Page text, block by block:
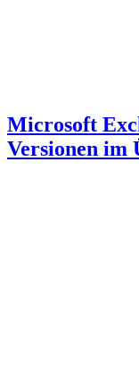
Microsoft
Versionen im